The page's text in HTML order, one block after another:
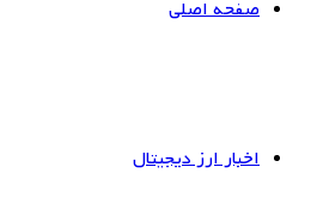
صفحه اصلی
اخبار ارز دیجیتال